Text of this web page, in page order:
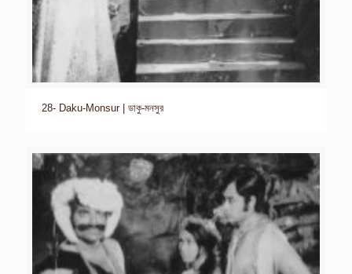
28- Daku-Monsur | ডাকু-মনসুর